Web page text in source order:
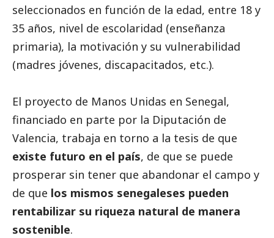
seleccionados en función de la edad, entre 18 y
35 años, nivel de escolaridad (enseñanza
primaria), la motivación y su vulnerabilidad
(madres jóvenes, discapacitados, etc.).
El proyecto de Manos Unidas en Senegal,
financiado en parte por la Diputación de
Valencia, trabaja en torno a la tesis de que
existe futuro en el país, de que se puede
prosperar sin tener que abandonar el campo y
de que los mismos senegaleses pueden
rentabilizar su riqueza natural de manera
sostenible.